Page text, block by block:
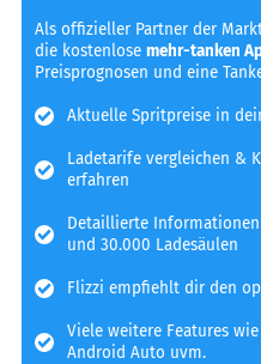
Als offizieller Partner der
die kostenlosemehr-tanken
Preisprognosen und eine
Aktuelle Spritpreise in
Ladetarife vergleichen &
erfahren
Detaillierte Informationen
und 30.000 Ladesäulen
Flizzi empfiehlt dir den
Viele weitere Features
Android Auto uvm.